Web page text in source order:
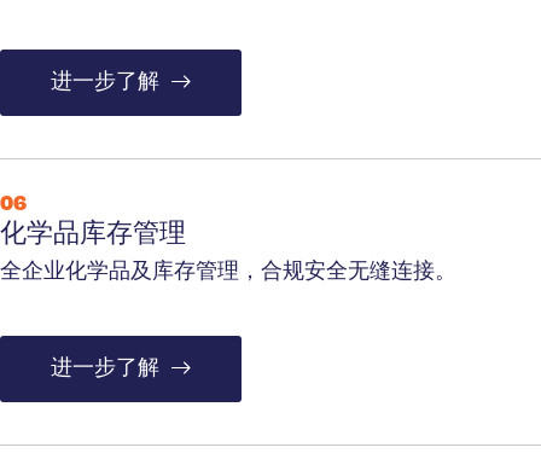
进一步了解
06
化学品库存管理
全企业化学品及库存管理，合规安全无缝连接。
进一步了解